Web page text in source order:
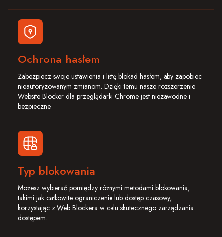
Ochrona hasłem
Zabezpiecz swoje ustawienia i listę blokad hasłem, aby zapobiec
nieautoryzowanym zmianom. Dzięki temu nasze rozszerzenie
Website Blocker dla przeglądarki Chrome jest niezawodne i
bezpieczne.
Typ blokowania
Możesz wybierać pomiędzy różnymi metodami blokowania,
takimi jak całkowite ograniczenie lub dostęp czasowy,
korzystając z Web Blockera w celu skutecznego zarządzania
dostępem.